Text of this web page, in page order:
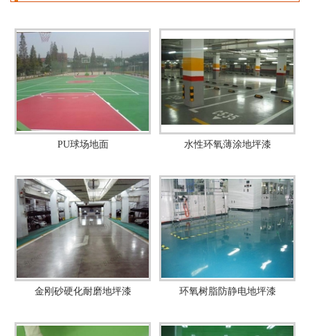
PU球场地面 水性环氧薄涂地坪漆
金刚砂硬化耐磨地坪漆 环氧树脂防静电地坪漆